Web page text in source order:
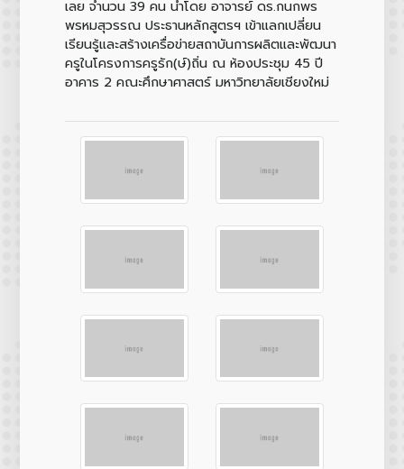
เลย จำนวน 39 คน นำโดย อาจารย์ ดร.กนกพร
พรหมสุวรรณ ประธานหลักสูตรฯ เข้าแลกเปลี่ยน
เรียนรู้และสร้างเครื่อข่ายสถาบันการผลิตและพัฒนา
ครูในโครงการครูรัก(ษ์)ถิ่น ณ ห้องประชุม 45 ปี
อาคาร 2 คณะศึกษาศาสตร์ มหาวิทยาลัยเชียงใหม่